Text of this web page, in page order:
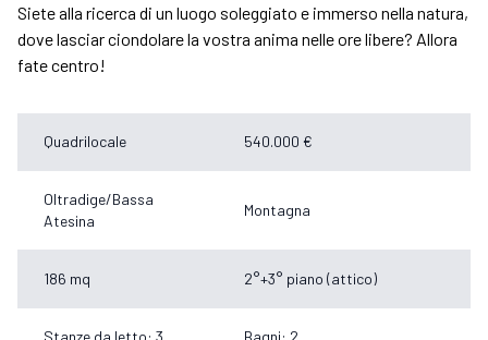
Siete alla ricerca di un luogo soleggiato e immerso nella natura,
dove lasciar ciondolare la vostra anima nelle ore libere? Allora
fate centro!
Quadrilocale 540.000 €
Oltradige/Bassa
Atesina
Montagna
186 mq 2°+3° piano (attico)
Stanze da letto: 3 Bagni: 2